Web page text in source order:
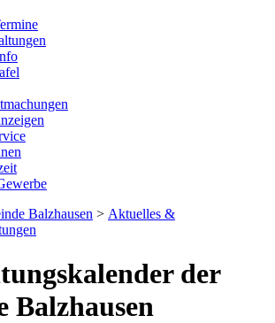
Balzhausen > Aktuelles &
der
Balzhausen